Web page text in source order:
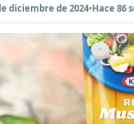
diciembre de 2024•Hace 86